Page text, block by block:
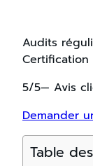
Audits
Certification
5/5— Avis
Demander
Table